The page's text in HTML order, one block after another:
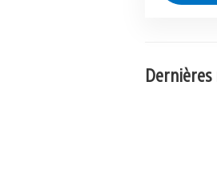
Dernières